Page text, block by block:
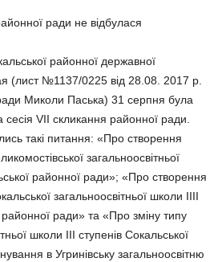
ради не відбулася
районної державної
(лист №1137/0225 від 28.08. 2017 р.
Миколи Паська) 31 серпня була
VІІ скликання районної ради.
такі питання: «Про створення
загальноосвітньої
районної ради»; «Про створення
загальноосвітньої школи ІІІІ
ради» та «Про зміну типу
школи ІІІ ступенів Сокальської
в Угринівську загальноосвітню